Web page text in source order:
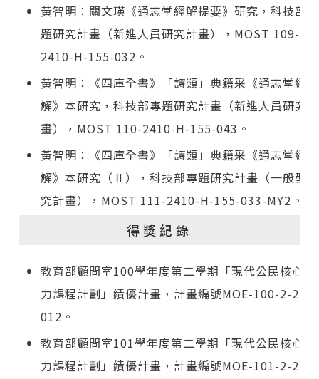
黃智明：關文瑛《通志堂經解提要》研究，科技部專
題研究計畫（新進人員研究計畫），MOST 109-
2410-H-155-032。
黃智明：《四庫全書》「詩類」典籍采《通志堂經
解》本研究，科技部專題研究計畫（新進人員研究計
畫），MOST 110-2410-H-155-043。
黃智明：《四庫全書》「詩類」典籍采《通志堂經
解》本研究（Ⅱ），科技部專題研究計畫（一般型研
究計畫），MOST 111-2410-H-155-033-MY2。
得獎紀錄
教育部顧問室100學年度第二學期「現代公民核心能
力課程計劃」績優計畫，計畫編號MOE-100-2-2-
012。
教育部顧問室101學年度第二學期「現代公民核心能
力課程計劃」績優計畫，計畫編號MOE-101-2-2-